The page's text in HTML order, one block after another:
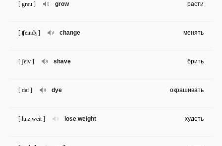
grow
[ grəu ] расти
change
[ ʧeinʤ ] менять
shave
[ ʃeiv ] брить
dye
[ dai ] окрашивать
lose weight
[ lu:z weit ] худеть